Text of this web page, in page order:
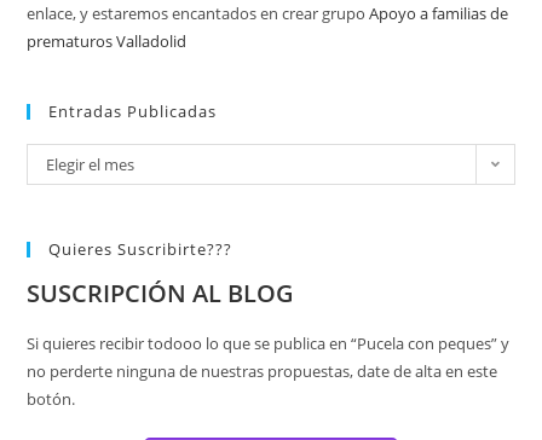
enlace, y estaremos encantados en crear grupoApoyo a familias de
prematuros Valladolid
Entradas Publicadas
Elegir el mes
Quieres Suscribirte???
SUSCRIPCIÓN AL BLOG
Si quieres recibir todooo lo que se publica en “Pucela con peques” y
no perderte ninguna de nuestras propuestas, date de alta en este
botón.